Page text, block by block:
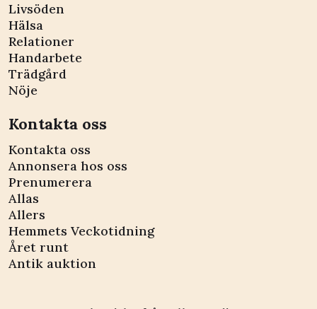
Livsöden
Hälsa
Relationer
Handarbete
Trädgård
Nöje
Kontakta oss
Kontakta oss
Annonsera hos oss
Prenumerera
Allas
Allers
Hemmets Veckotidning
Året runt
Antik auktion